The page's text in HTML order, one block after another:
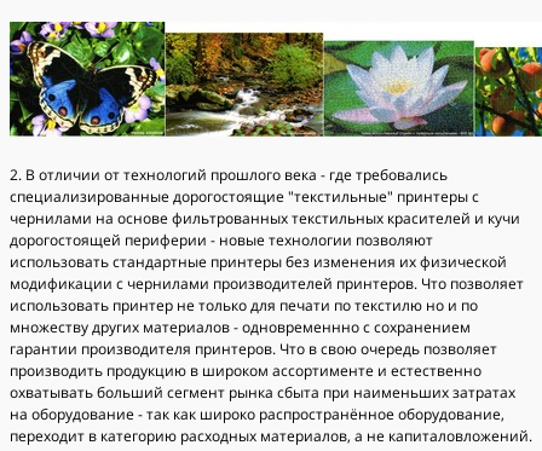
2. В отличии от технологий прошлого века - где требовались
специализированные дорогостоящие "текстильные" принтеры с
чернилами на основе фильтрованных текстильных красителей и кучи
дорогостоящей периферии - новые технологии позволяют
использовать стандартные принтеры без изменения их физической
модификации с чернилами производителей принтеров. Что позволяет
использовать принтер не только для печати по текстилю но и по
множеству других материалов - одновременнно с сохранением
гарантии производителя принтеров. Что в свою очередь позволяет
производить продукцию в широком ассортименте и естественно
охватывать больший сегмент рынка сбыта при наименьших затратах
на оборудование - так как широко распространённое оборудование,
переходит в категорию расходных материалов, а не капиталовложений.